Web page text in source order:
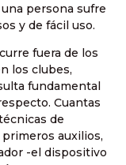
persona sufre
y de fácil uso.
fuera de los
los clubes,
fundamental
Cuantas
de
auxilios,
-el dispositivo